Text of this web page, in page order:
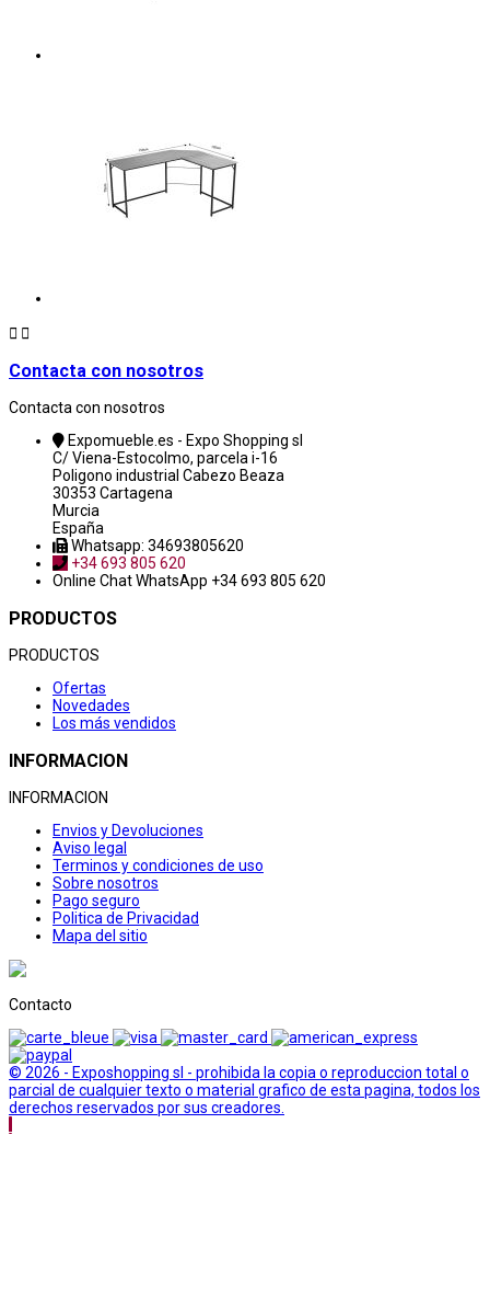
 
Contacta con nosotros
Contacta con nosotros
Expomueble.es - Expo Shopping sl
C/ Viena-Estocolmo, parcela i-16
Poligono industrial Cabezo Beaza
30353 Cartagena
Murcia
España
Whatsapp: 34693805620
+34 693 805 620
Online ChatWhatsApp +34 693 805 620
PRODUCTOS
PRODUCTOS
Ofertas
Novedades
Los más vendidos
INFORMACION
INFORMACION
Envios y Devoluciones
Aviso legal
Terminos y condiciones de uso
Sobre nosotros
Pago seguro
Politica de Privacidad
Mapa del sitio
Contacto
© 2026 - Exposhopping sl - prohibida la copia o reproduccion total o
parcial de cualquier texto o material grafico de esta pagina, todos los
derechos reservados por sus creadores.